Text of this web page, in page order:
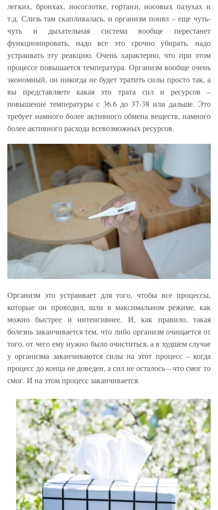
легких, бронхах, носоглотке, гортани, носовых пазухах и
т.д. Слизь там скапливалась, и организм понял – еще чуть-
чуть и дыхательная система вообще перестанет
функционировать, надо все это срочно убирать, надо
устраивать эту реакцию. Очень характерно, что при этом
процессе повышается температура. Организм вообще очень
экономный, он никогда не будет тратить силы просто так, а
вы представляете какая это трата сил и ресурсов –
повышение температуры с 36.6 до 37-38 или дальше. Это
требует намного более активного обмена веществ, намного
более активного расхода всевозможных ресурсов.
Организм это устраивает для того, чтобы все процессы,
которые он проводил, шли в максимальном режиме, как
можно быстрее и интенсивнее. И, как правило, такая
болезнь заканчивается тем, что либо организм очищается от
того, от чего ему нужно было очиститься, а в худшем случае
у организма заканчиваются силы на этот процесс – когда
процесс до конца не доведен, а сил не осталось – что смог то
смог. И на этом процесс заканчивается.